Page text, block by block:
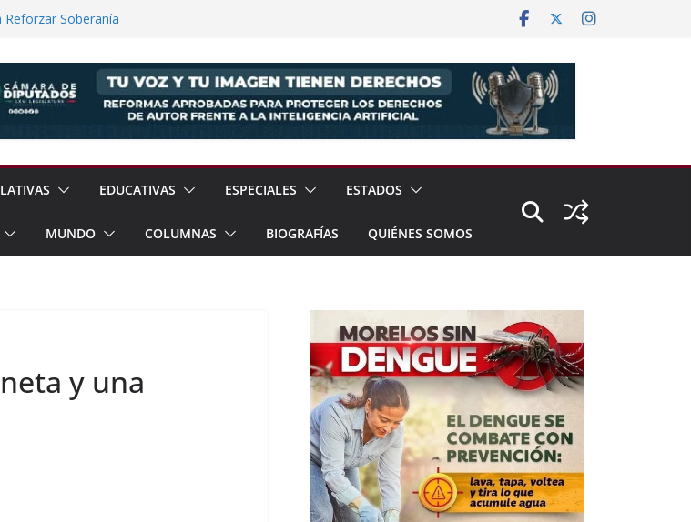
Soberanía
del
en
EDUCATIVAS ESPECIALES ESTADOS
MUNDO COLUMNAS BIOGRAFÍAS QUIÉNES SOMOS
y una